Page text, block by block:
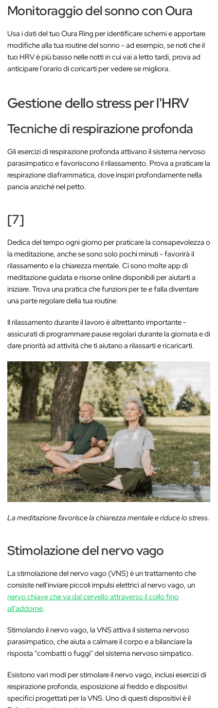
Monitoraggio del sonno con Oura
Usa i dati del tuo Oura Ring per identificare schemi e apportare
modifiche alla tua routine del sonno - ad esempio, se noti che il
tuo HRV è più basso nelle notti in cui vai a letto tardi, prova ad
anticipare l'orario di coricarti per vedere se migliora.
Gestione dello stress per l'HRV
Tecniche di respirazione profonda
Gli esercizi di respirazione profonda attivano il sistema nervoso
parasimpatico e favoriscono il rilassamento. Prova a praticare la
respirazione diaframmatica, dove inspiri profondamente nella
pancia anziché nel petto.
[7]
Dedica del tempo ogni giorno per praticare la consapevolezza o
la meditazione, anche se sono solo pochi minuti - favorirà il
rilassamento e la chiarezza mentale. Ci sono molte app di
meditazione guidata e risorse online disponibili per aiutarti a
iniziare. Trova una pratica che funzioni per te e falla diventare
una parte regolare della tua routine.
Il rilassamento durante il lavoro è altrettanto importante -
assicurati di programmare pause regolari durante la giornata e di
dare priorità ad attività che ti aiutano a rilassarti e ricaricarti.
La meditazione favorisce la chiarezza mentale e riduce lo stress.
Stimolazione del nervo vago
La stimolazione del nervo vago (VNS) è un trattamento che
consiste nell'inviare piccoli impulsi elettrici al nervo vago, un
nervo chiave che va dal cervello attraverso il collo fino
all'addome.
Stimolando il nervo vago, la VNS attiva il sistema nervoso
parasimpatico, che aiuta a calmare il corpo e a bilanciare la
risposta "combatti o fuggi" del sistema nervoso simpatico.
Esistono vari modi per stimolare il nervo vago, inclusi esercizi di
respirazione profonda, esposizione al freddo e dispositivi
specifici progettati per la VNS. Uno di questi dispositivi è il